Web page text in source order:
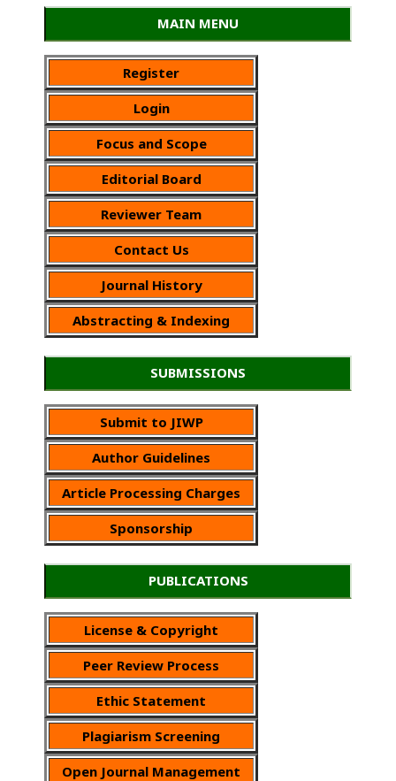
MAIN MENU
Register
Login
Focus and Scope
Editorial Board
Reviewer Team
Contact Us
Journal History
Abstracting & Indexing
SUBMISSIONS
Submit to JIWP
Author Guidelines
Article Processing Charges
Sponsorship
PUBLICATIONS
License & Copyright
Peer Review Process
Ethic Statement
Plagiarism Screening
Open Journal Management